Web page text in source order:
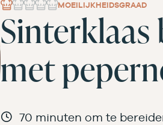
MOEILIJKHEIDSGRAAD
met
70 minuten om te